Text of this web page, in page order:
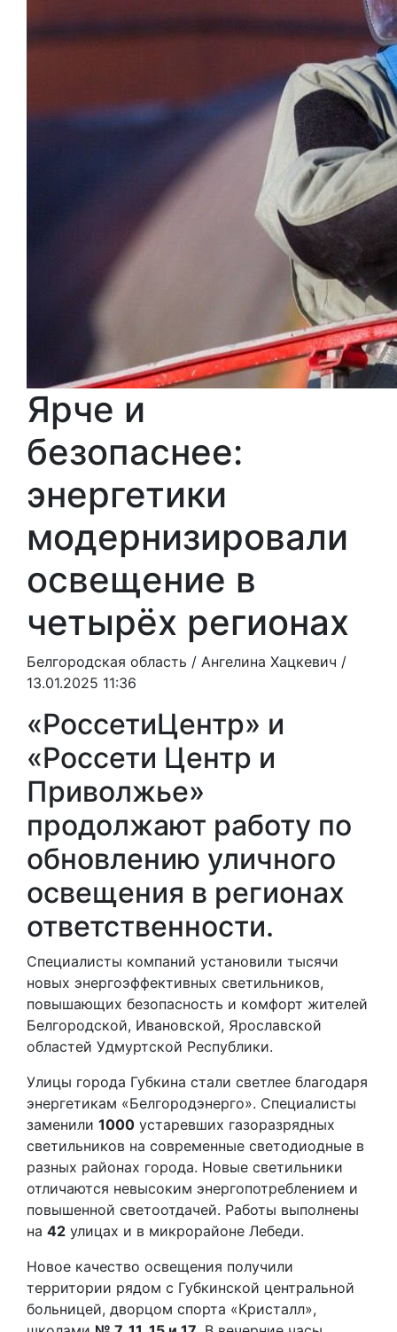
Ярче и
безопаснее:
энергетики
модернизировали
освещение в
четырёх регионах
Белгородская область / Ангелина Хацкевич /
13.01.2025 11:36
«РоссетиЦентр» и
«Россети Центр и
Приволжье»
продолжают работу по
обновлению уличного
освещения в регионах
ответственности.
Специалисты компаний установили тысячи
новых энергоэффективных светильников,
повышающих безопасность и комфорт жителей
Белгородской, Ивановской, Ярославской
областей Удмуртской Республики.
Улицы города Губкина стали светлее благодаря
энергетикам «Белгородэнерго». Специалисты
заменили 1000 устаревших газоразрядных
светильников на современные светодиодные в
разных районах города. Новые светильники
отличаются невысоким энергопотреблением и
повышенной светоотдачей. Работы выполнены
на 42 улицах и в микрорайоне Лебеди.
Новое качество освещения получили
территории рядом с Губкинской центральной
больницей, дворцом спорта «Кристалл»,